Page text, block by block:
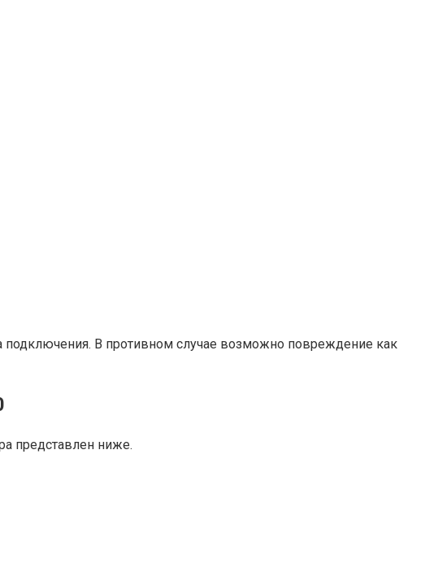
В противном случае возможно повреждение как
представлен ниже.